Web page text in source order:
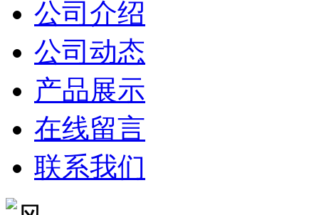
公司介绍
公司动态
产品展示
在线留言
联系我们